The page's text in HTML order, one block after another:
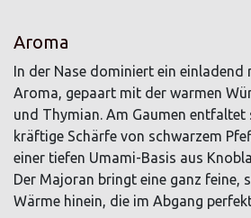
Aroma
In der Nase dominiert ein einladend
Aroma, gepaart mit der warmen
und Thymian. Am Gaumen entfaltet
kräftige Schärfe von schwarzem
einer tiefen Umami-Basis aus
Der Majoran bringt eine ganz feine,
Wärme hinein, die im Abgang